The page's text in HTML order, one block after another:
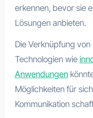
erkennen, bevor sie
Lösungen anbieten.
Die Verknüpfung
Technologien wie
Anwendungen
Möglichkeiten für
Kommunikation